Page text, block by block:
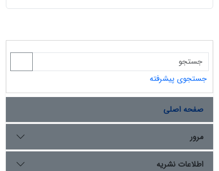
جستجوی پیشرفته
صفحه اصلی
مرور
اطلاعات نشریه